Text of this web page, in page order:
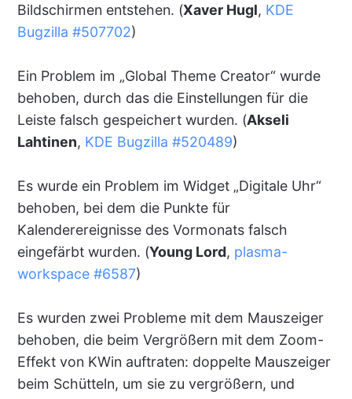
Bildschirmen entstehen. (Xaver Hugl, KDE
Bugzilla #507702)
Ein Problem im „Global Theme Creator“ wurde
behoben, durch das die Einstellungen für die
Leiste falsch gespeichert wurden. (Akseli
Lahtinen, KDE Bugzilla #520489)
Es wurde ein Problem im Widget „Digitale Uhr“
behoben, bei dem die Punkte für
Kalenderereignisse des Vormonats falsch
eingefärbt wurden. (Young Lord, plasma-
workspace #6587)
Es wurden zwei Probleme mit dem Mauszeiger
behoben, die beim Vergrößern mit dem Zoom-
Effekt von KWin auftraten: doppelte Mauszeiger
beim Schütteln, um sie zu vergrößern, und